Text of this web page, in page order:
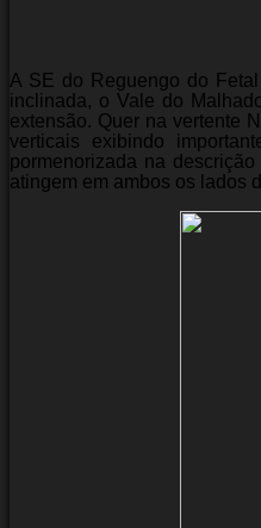
A SE do Reguengo do
inclinada, o Vale do
extensão. Quer na vertente
verticais exibindo
pormenorizada na
atingem em ambos os lados